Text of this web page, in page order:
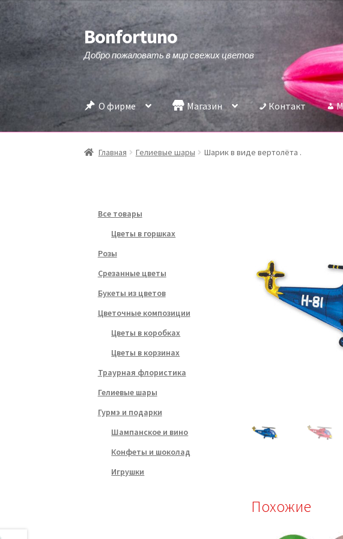
Перейти
к
навигации
Перейти
к
содержимому
Bonfortuno
Добро пожаловать в мир свежих цветов
О фирме Магазин Контакт
Главная Гелиевые шары Шарик в виде вертолёта .
Похожие
Все товары
Цветы в горшках
Розы
Срезанные цветы
Букеты из цветов
Цветочные композиции
Цветы в коробках
Цветы в корзинах
Траурная флористика
Гелиевые шары
Гурмэ и подарки
Шампанское и вино
Конфеты и шоколад
Игрушки